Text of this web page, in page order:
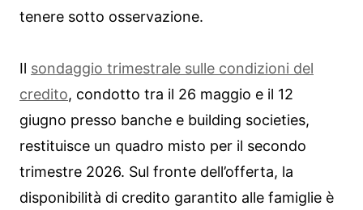
tenere sotto osservazione.
Il sondaggio trimestrale sulle condizioni del
credito, condotto tra il 26 maggio e il 12
giugno presso banche e building societies,
restituisce un quadro misto per il secondo
trimestre 2026. Sul fronte dell’offerta, la
disponibilità di credito garantito alle famiglie è